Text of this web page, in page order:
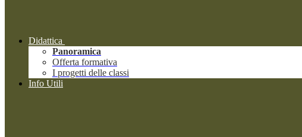
Didattica
Panoramica
Offerta formativa
I progetti delle classi
Info Utili